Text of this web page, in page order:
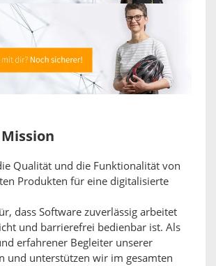
Qualität und die Funktionalität von
Produkten für eine digitalisierte
dass Software zuverlässig arbeitet
und barrierefrei bedienbar ist. Als
erfahrener Begleiter unserer
und unterstützen wir im gesamten